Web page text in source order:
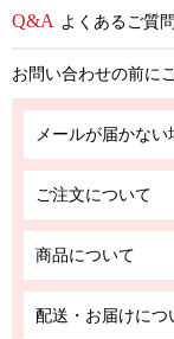
よくあるご質問
お問い合わせの前に
メールが届かない
ご注文について
商品について
配送・お届けにつ